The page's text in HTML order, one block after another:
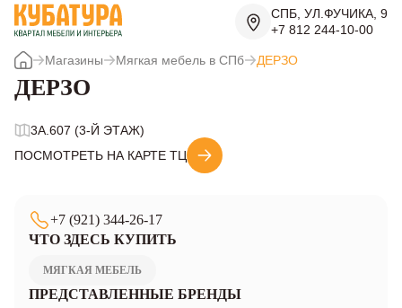
СПБ, УЛ.ФУЧИКА, 9
+7 812 244-10-00
Магазины Мягкая мебель в СПб ДЕРЗО
ДЕРЗО
3A.607 (3-Й ЭТАЖ)
ПОСМОТРЕТЬ НА КАРТЕ ТЦ
+7 (921) 344-26-17
ЧТО ЗДЕСЬ КУПИТЬ
МЯГКАЯ МЕБЕЛЬ
ПРЕДСТАВЛЕННЫЕ БРЕНДЫ